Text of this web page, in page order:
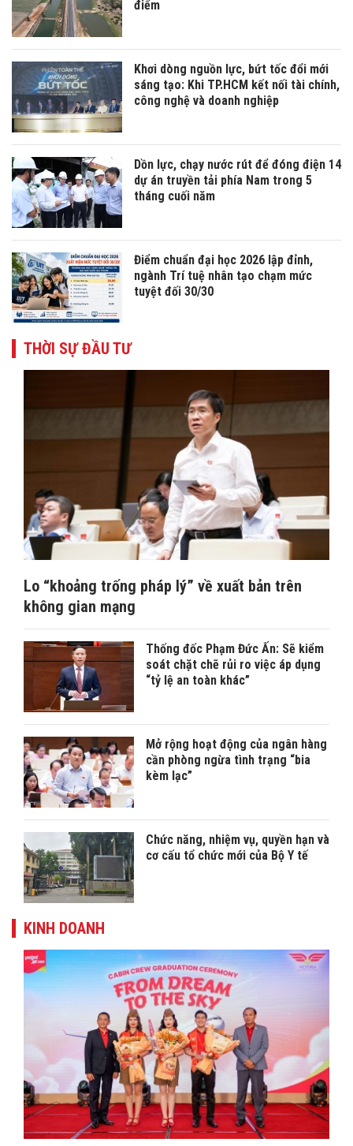
điểm
Khơi dòng nguồn lực, bứt tốc đổi mới
sáng tạo: Khi TP.HCM kết nối tài chính,
công nghệ và doanh nghiệp
Dồn lực, chạy nước rút để đóng điện 14
dự án truyền tải phía Nam trong 5
tháng cuối năm
Điểm chuẩn đại học 2026 lập đỉnh,
ngành Trí tuệ nhân tạo chạm mức
tuyệt đối 30/30
THỜI SỰ ĐẦU TƯ
Lo “khoảng trống pháp lý” về xuất bản trên
không gian mạng
Thống đốc Phạm Đức Ấn: Sẽ kiểm
soát chặt chẽ rủi ro việc áp dụng
“tỷ lệ an toàn khác”
Mở rộng hoạt động của ngân hàng
cần phòng ngừa tình trạng “bia
kèm lạc”
Chức năng, nhiệm vụ, quyền hạn và
cơ cấu tổ chức mới của Bộ Y tế
KINH DOANH